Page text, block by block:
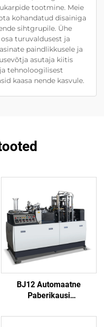
tootmine. Meie
kohandatud disainiga
sihtgrupile. Ühe
turuvaldusest ja
paindlikkusele ja
asutaja kiitis
tehnoloogilisest
kaasa nende kasvule.
BJ12 Automaatne
Paberikausi